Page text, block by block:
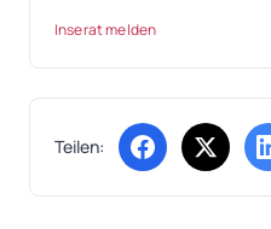
Inserat melden
Teilen: (öffnet in(öffnet